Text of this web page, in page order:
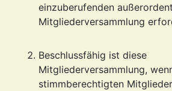
einzuberufenden
Mitgliederversammlung
Beschlussfähig ist diese
Mitgliederversammlung,
stimmberechtigten